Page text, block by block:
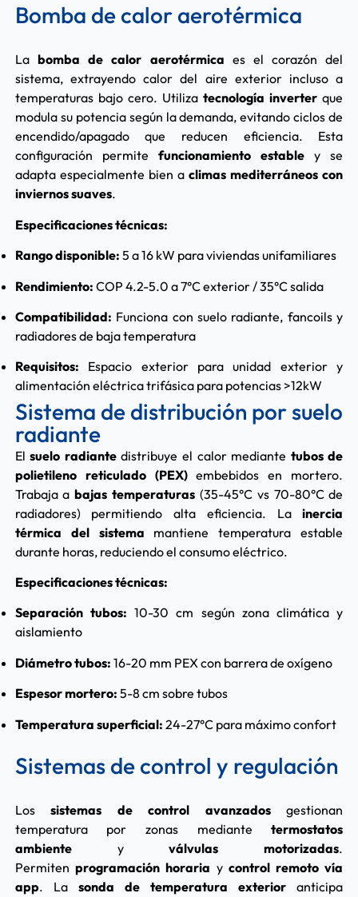
Bomba de calor aerotérmica
La bomba de calor aerotérmica es el corazón del
sistema, extrayendo calor del aire exterior incluso a
temperaturas bajo cero. Utilizatecnología inverter que
modula su potencia según la demanda, evitando ciclos de
encendido/apagado que reducen eficiencia. Esta
configuración permite funcionamiento estable y se
adapta especialmente bien aclimas mediterráneos con
inviernos suaves.
Especificaciones técnicas:
Rango disponible: 5 a 16 kW para viviendas unifamiliares
Rendimiento: COP 4.2-5.0 a 7°C exterior / 35°C salida
Compatibilidad: Funciona con suelo radiante, fancoils y
radiadores de baja temperatura
Requisitos: Espacio exterior para unidad exterior y
alimentación eléctrica trifásica para potencias >12kW
Sistema de distribución por suelo
radiante
Elsuelo radiantedistribuye el calor mediante tubos de
polietileno reticulado (PEX)embebidos en mortero.
Trabaja abajas temperaturas (35-45°C vs 70-80°C de
radiadores) permitiendo alta eficiencia. Lainercia
térmica del sistema mantiene temperatura estable
durante horas, reduciendo el consumo eléctrico.
Especificaciones técnicas:
Separación tubos: 10-30 cm según zona climática y
aislamiento
Diámetro tubos: 16-20 mm PEX con barrera de oxígeno
Espesor mortero: 5-8 cm sobre tubos
Temperatura superficial: 24-27°C para máximo confort
Sistemas de control y regulación
Lossistemas de control avanzadosgestionan
temperatura por zonas mediantetermostatos
ambienteyválvulas motorizadas.
Permiten programación horaria y control remoto vía
app. La sonda de temperatura exterior anticipa